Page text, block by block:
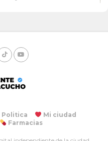
Politica
Mi ciudad
Farmacias